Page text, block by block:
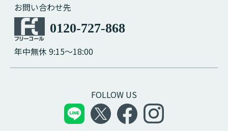
お問い合わせ先
0120-727-868
年中無休 9:15～18:00
FOLLOW US